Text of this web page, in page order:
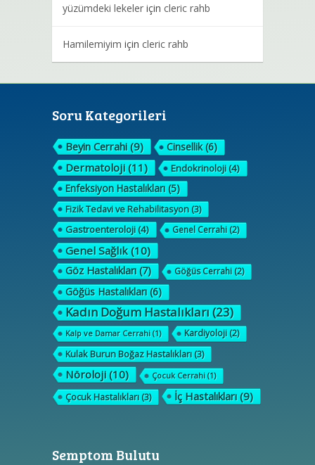
yüzümdeki lekeleriçin cleric rahb
Hamilemiyim için cleric rahb
Soru Kategorileri
Beyin Cerrahi(9) Cinsellik(6)
Dermatoloji(11) Endokrinoloji(4)
Enfeksiyon Hastalıkları(5)
Fizik Tedavi ve Rehabilitasyon(3)
Gastroenteroloji(4) Genel Cerrahi(2)
Genel Sağlık(10)
Göz Hastalıkları(7) Göğüs Cerrahi(2)
Göğüs Hastalıkları(6)
Kadın Doğum Hastalıkları(23)
Kalp ve Damar Cerrahi(1) Kardiyoloji(2)
Kulak Burun Boğaz Hastalıkları(3)
Nöroloji(10) Çocuk Cerrahi(1)
Çocuk Hastalıkları(3) İç Hastalıkları(9)
Semptom Bulutu